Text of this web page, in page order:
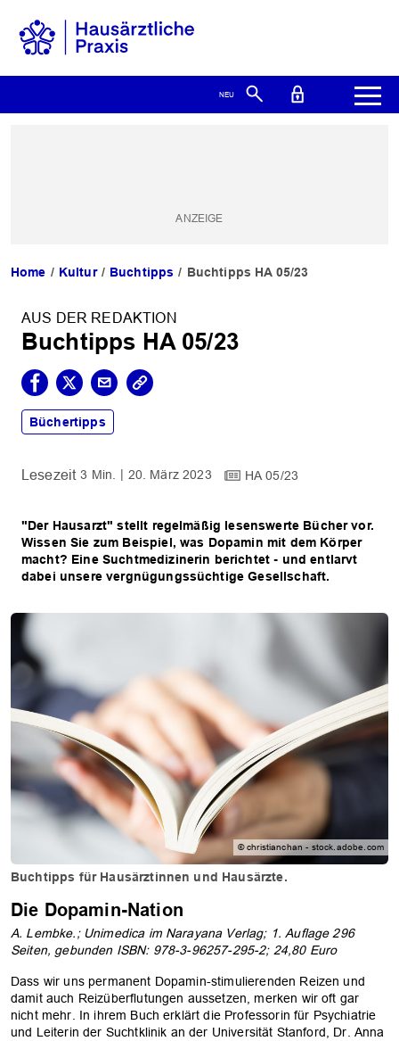
Home Kultur Buchtipps Buchtipps HA 05/23
AUS DER REDAKTION
Buchtipps HA 05/23
Büchertipps
3 Min. 20. März 2023 HA 05/23
"Der Hausarzt" stellt regelmäßig lesenswerte Bücher vor.
Wissen Sie zum Beispiel, was Dopamin mit dem Körper
macht? Eine Suchtmedizinerin berichtet - und entlarvt
dabei unsere vergnügungssüchtige Gesellschaft.
© christianchan - stock.adobe.com
Buchtipps für Hausärztinnen und Hausärzte.
Die Dopamin-Nation
A. Lembke.; Unimedica im Narayana Verlag; 1. Auflage 296
Seiten, gebunden ISBN: 978-3-96257-295-2; 24,80 Euro
Dass wir uns permanent Dopamin-stimulierenden Reizen und
damit auch Reizüberflutungen aussetzen, merken wir oft gar
nicht mehr. In ihrem Buch erklärt die Professorin für Psychiatrie
und Leiterin der Suchtklinik an der Universität Stanford, Dr. Anna